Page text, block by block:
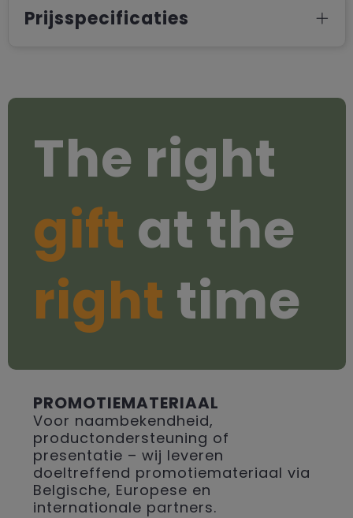
Prijsspecificaties
The right
gift at the
right time
PROMOTIEMATERIAAL
Voor naambekendheid,
productondersteuning of
presentatie – wij leveren
doeltreffend promotiemateriaal via
Belgische, Europese en
internationale partners.